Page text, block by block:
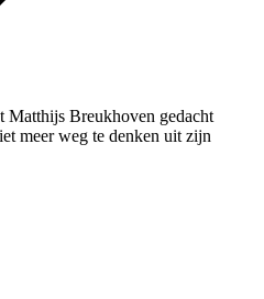
Matthijs Breukhoven gedacht
meer weg te denken uit zijn